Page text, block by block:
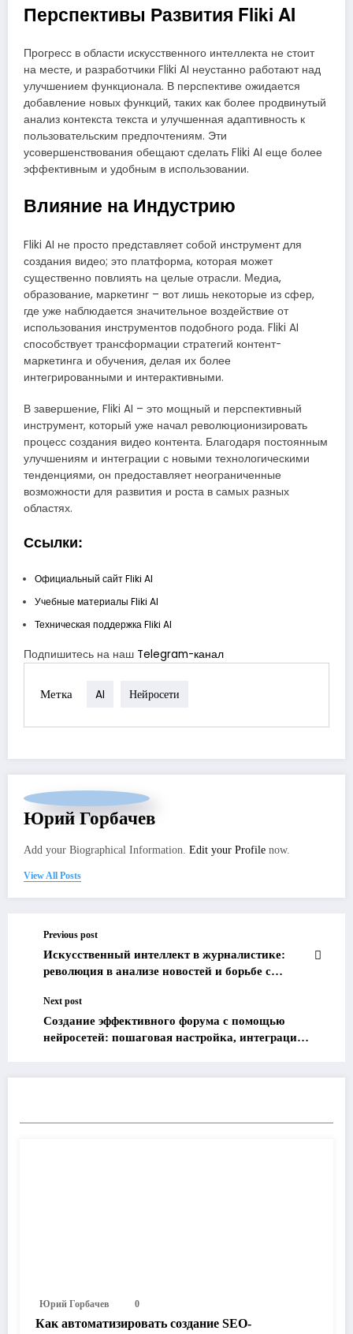
Перспективы Развития Fliki AI
Прогресс в области искусственного интеллекта не стоит
на месте, и разработчики Fliki AI неустанно работают над
улучшением функционала. В перспективе ожидается
добавление новых функций, таких как более продвинутый
анализ контекста текста и улучшенная адаптивность к
пользовательским предпочтениям. Эти
усовершенствования обещают сделать Fliki AI еще более
эффективным и удобным в использовании.
Влияние на Индустрию
Fliki AI не просто представляет собой инструмент для
создания видео; это платформа, которая может
существенно повлиять на целые отрасли. Медиа,
образование, маркетинг – вот лишь некоторые из сфер,
где уже наблюдается значительное воздействие от
использования инструментов подобного рода. Fliki AI
способствует трансформации стратегий контент-
маркетинга и обучения, делая их более
интегрированными и интерактивными.
В завершение, Fliki AI – это мощный и перспективный
инструмент, который уже начал революционизировать
процесс создания видео контента. Благодаря постоянным
улучшениям и интеграции с новыми технологическими
тенденциями, он предоставляет неограниченные
возможности для развития и роста в самых разных
областях.
Ссылки:
Официальный сайт Fliki AI
Учебные материалы Fliki AI
Техническая поддержка Fliki AI
Подпишитесь на наш Telegram-канал
Метка AI Нейросети
Юрий Горбачев
Add your Biographical Information. Edit your Profile now.
View All Posts
Previous post
Искусственный интеллект в журналистике:
революция в анализе новостей и борьбе с
Next post
Создание эффективного форума с помощью
нейросетей: пошаговая настройка, интеграция
Юрий Горбачев 0
Как автоматизировать создание SEO-